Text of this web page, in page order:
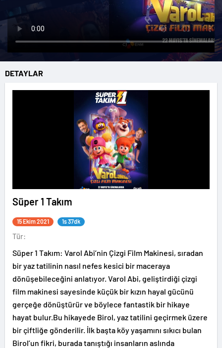
DETAYLAR
Süper 1 Takım
15 Ekim 2021 1s 37dk
Tür:
Süper 1 Takım: Varol Abi’nin Çizgi Film Makinesi, sıradan
bir yaz tatilinin nasıl nefes kesici bir maceraya
dönüşebileceğini anlatıyor. Varol Abi, geliştirdiği çizgi
film makinesi sayesinde küçük bir kızın hayal gücünü
gerçeğe dönüştürür ve böylece fantastik bir hikaye
hayat bulur.Bu hikayede Birol, yaz tatilini geçirmek üzere
bir çiftliğe gönderilir. İlk başta köy yaşamını sıkıcı bulan
Birol’un fikri, burada tanıştığı insanların aslında